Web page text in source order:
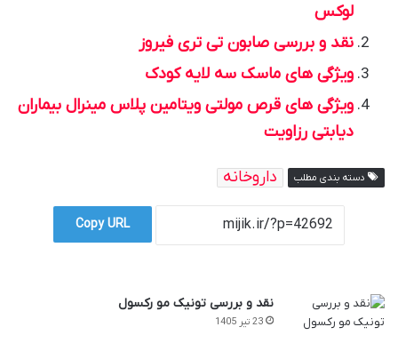
لوکس
نقد و بررسی صابون تی تری فیروز
ویژگی های ماسک سه لایه کودک
ویژگی های قرص مولتی ویتامین پلاس مینرال بیماران
دیابتی رزاویت
دسته بندی مطلب داروخانه
Copy URL
نقد و بررسی تونیک مو رکسول
23 تیر 1405